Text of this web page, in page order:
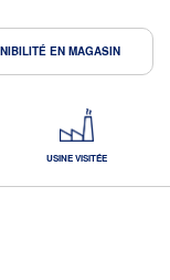
EN MAGASIN
USINE VISITÉE